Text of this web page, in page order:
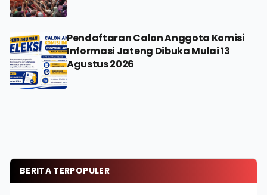
Pendaftaran Calon Anggota Komisi
Informasi Jateng Dibuka Mulai 13
Agustus 2026
BERITA TERPOPULER